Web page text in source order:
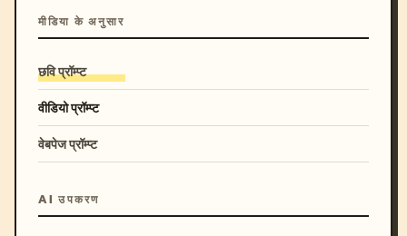
मीडिया के अनुसार
छवि प्रॉम्प्ट
वीडियो प्रॉम्प्ट
वेबपेज प्रॉम्प्ट
AI उपकरण